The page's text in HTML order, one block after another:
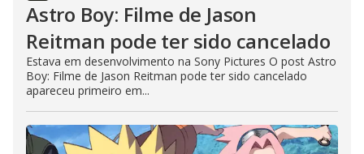
Astro Boy: Filme de Jason
Reitman pode ter sido cancelado
Estava em desenvolvimento na Sony Pictures O post Astro
Boy: Filme de Jason Reitman pode ter sido cancelado
apareceu primeiro em...